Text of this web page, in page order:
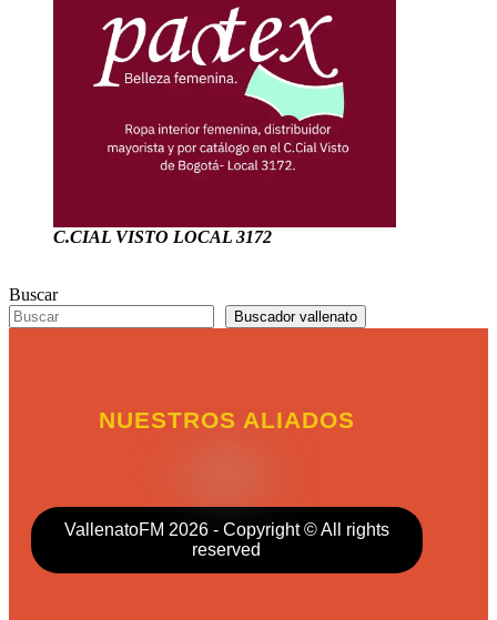
C.CIAL VISTO LOCAL 3172
Buscar
Buscador vallenato
NUESTROS ALIADOS
VallenatoFM 2026 - Copyright © All rights
reserved